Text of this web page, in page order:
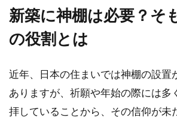
2LDKのマンショ
い街であるかどうかも
は、...
新築に神棚は必要？そ
の役割とは
近年、日本の住まいでは神棚の設置
ありますが、祈願や年始の際には多
拝していることから、その信仰が未